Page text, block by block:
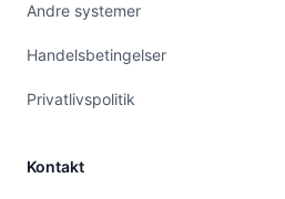
Andre systemer
Handelsbetingelser
Privatlivspolitik
Kontakt